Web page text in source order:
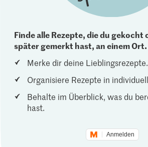
Finde alle Rezepte, die du gekocht
später gemerkt hast, an einem Ort.
Merke dir deine Lieblingsrezepte.
Organisiere Rezepte in
Behalte im Überblick, was du
hast.
Anmelden